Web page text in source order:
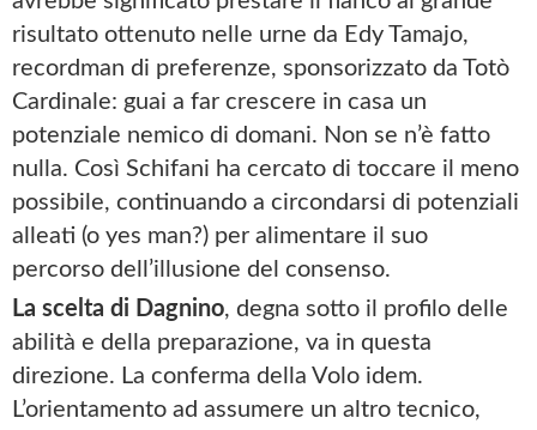
risultato ottenuto nelle urne da Edy Tamajo,
recordman di preferenze, sponsorizzato da Totò
Cardinale: guai a far crescere in casa un
potenziale nemico di domani. Non se n’è fatto
nulla. Così Schifani ha cercato di toccare il meno
possibile, continuando a circondarsi di potenziali
alleati (o yes man?) per alimentare il suo
percorso dell’illusione del consenso.
La scelta di Dagnino, degna sotto il profilo delle
abilità e della preparazione, va in questa
direzione. La conferma della Volo idem.
L’orientamento ad assumere un altro tecnico,